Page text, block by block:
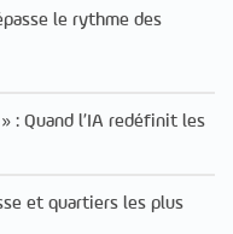
le rythme des
: Quand l’IA redéfinit les
et quartiers les plus